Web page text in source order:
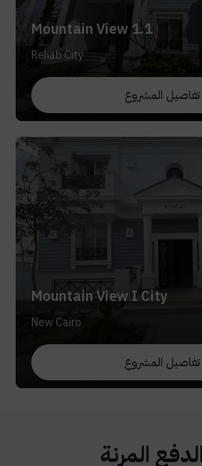
Mountain View 1.1
Rehab City
المشروع
Mountain View I City
New Cairo
المشروع
المرنة